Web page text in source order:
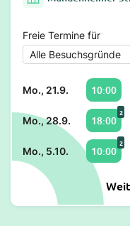
Freie Termine für
Mo., 21.9. 10:00
Mo., 28.9. 18:00
2
Mo., 5.10. 10:00
2